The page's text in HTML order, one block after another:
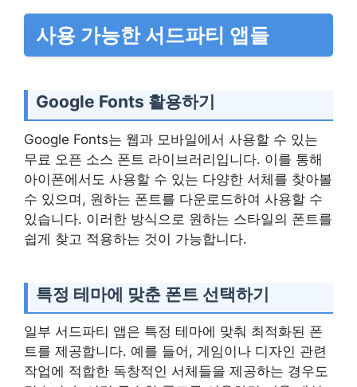
사용 가능한 서드파티 앱들
Google Fonts 활용하기
Google Fonts는 웹과 모바일에서 사용할 수 있는
무료 오픈 소스 폰트 라이브러리입니다. 이를 통해
아이폰에서도 사용할 수 있는 다양한 서체를 찾아볼
수 있으며, 원하는 폰트를 다운로드하여 사용할 수
있습니다. 이러한 방식으로 원하는 스타일의 폰트를
쉽게 찾고 적용하는 것이 가능합니다.
특정 테마에 맞춘 폰트 선택하기
일부 서드파티 앱은 특정 테마에 맞춰 최적화된 폰
트를 제공합니다. 예를 들어, 게임이나 디자인 관련
작업에 적합한 독창적인 서체들을 제공하는 경우도